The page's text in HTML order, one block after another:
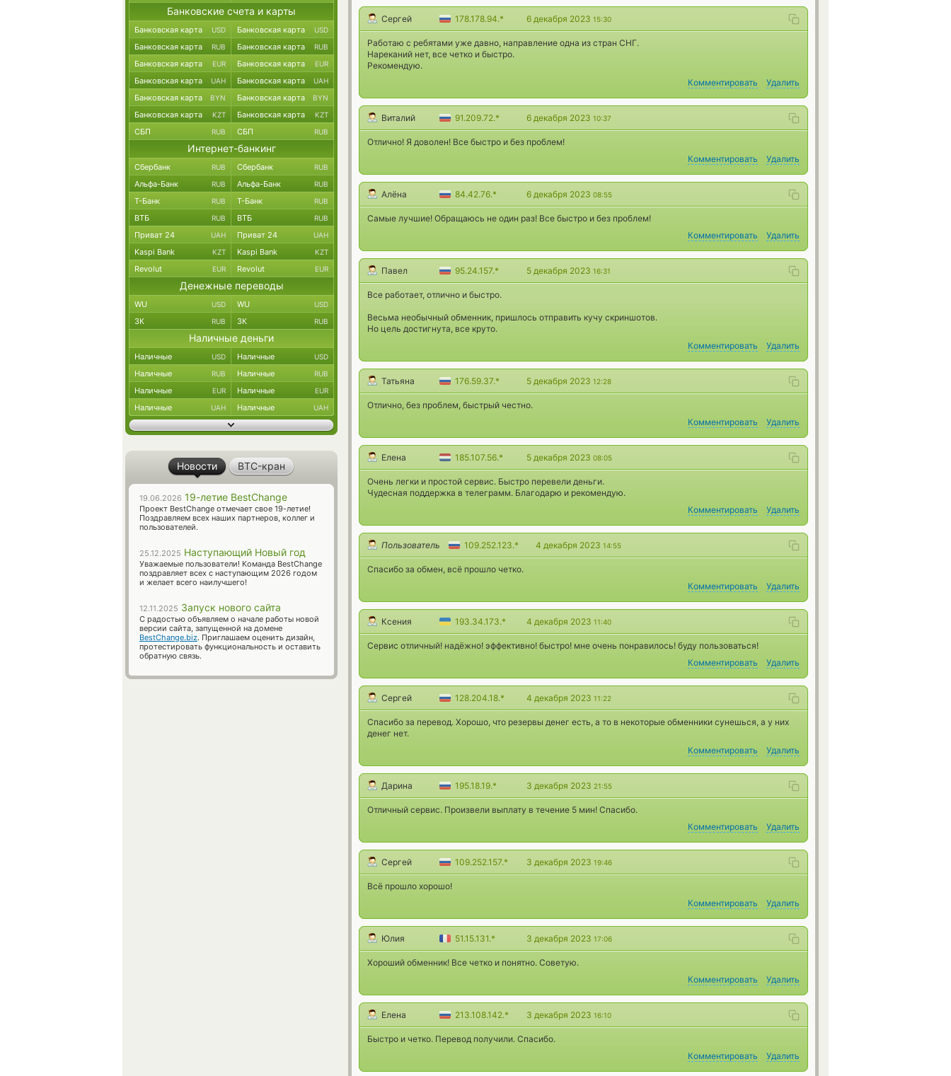
Сергей 178.178.94.* 6 декабря 2023 15:30
Работаю с ребятами уже давно, направление одна из стран СНГ.
Нареканий нет, все четко и быстро.
Рекомендую.
Комментировать
Удалить
Виталий 91.209.72.* 6 декабря 2023 10:37
Отлично! Я доволен! Все быстро и без проблем!
Комментировать
Удалить
Алёна 84.42.76.* 6 декабря 2023 08:55
Самые лучшие! Обращаюсь не один раз! Все быстро и без проблем!
Комментировать
Удалить
Павел 95.24.157.* 5 декабря 2023 16:31
Все работает, отлично и быстро.
Весьма необычный обменник, пришлось отправить кучу скриншотов.
Но цель достигнута, все круто.
Комментировать
Удалить
Татьяна 176.59.37.* 5 декабря 2023 12:28
Отлично, без проблем, быстрый честно.
Комментировать
Удалить
Елена 185.107.56.* 5 декабря 2023 08:05
Очень легки и простой сервис. Быстро перевели деньги.
Чудесная поддержка в телеграмм. Благодарю и рекомендую.
Комментировать
Удалить
Пользователь 109.252.123.* 4 декабря 2023 14:55
Спасибо за обмен, всё прошло четко.
Комментировать
Удалить
Ксения 193.34.173.* 4 декабря 2023 11:40
Сервис отличный! надёжно! эффективно! быстро! мне очень понравилось! буду пользоваться!
Комментировать
Удалить
Сергей 128.204.18.* 4 декабря 2023 11:22
Спасибо за перевод. Хорошо, что резервы денег есть, а то в некоторые обменники сунешься, а у них
денег нет.
Комментировать
Удалить
Дарина 195.18.19.* 3 декабря 2023 21:55
Отличный сервис. Произвели выплату в течение 5 мин! Спасибо.
Комментировать
Удалить
Сергей 109.252.157.* 3 декабря 2023 19:46
Всё прошло хорошо!
Комментировать
Удалить
Юлия 51.15.131.* 3 декабря 2023 17:06
Хороший обменник! Все четко и понятно. Советую.
Комментировать
Удалить
Елена 213.108.142.* 3 декабря 2023 16:10
Быстро и четко. Перевод получили. Спасибо.
Комментировать
Удалить
Банковские счета и карты
Банковская карта USD Банковская карта USD
Банковская карта RUB Банковская карта RUB
Банковская карта EUR Банковская карта EUR
Банковская карта UAH Банковская карта UAH
Банковская карта BYN Банковская карта BYN
Банковская карта KZT Банковская карта KZT
СБП RUB СБП RUB
Интернет-банкинг
Сбербанк RUB Сбербанк RUB
Альфа-Банк RUB Альфа-Банк RUB
Т-Банк RUB Т-Банк RUB
ВТБ RUB ВТБ RUB
Приват 24 UAH Приват 24 UAH
Kaspi Bank KZT Kaspi Bank KZT
Revolut EUR Revolut EUR
Денежные переводы
WU USD WU USD
ЗК RUB ЗК RUB
Наличные деньги
Наличные USD Наличные USD
Наличные RUB Наличные RUB
Наличные EUR Наличные EUR
Наличные UAH Наличные UAH
Новости BTC-кран
19.06.2026 19-летие BestChange
Проект BestChange отмечает свое 19-летие!
Поздравляем всех наших партнеров, коллег и
пользователей.
25.12.2025 Наступающий Новый год
Уважаемые пользователи! Команда BestChange
поздравляет всех с наступающим 2026 годом
и желает всего наилучшего!
12.11.2025 Запуск нового сайта
С радостью объявляем о начале работы новой
версии сайта, запущенной на домене
BestChange.biz. Приглашаем оценить дизайн,
протестировать функциональность и оставить
обратную связь.